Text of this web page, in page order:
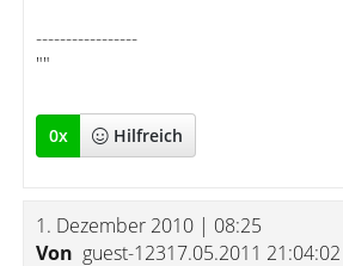
-----------------
""
0x Hilfreich
1. Dezember 2010 | 08:25
Von guest-12317.05.2011 21:04:02